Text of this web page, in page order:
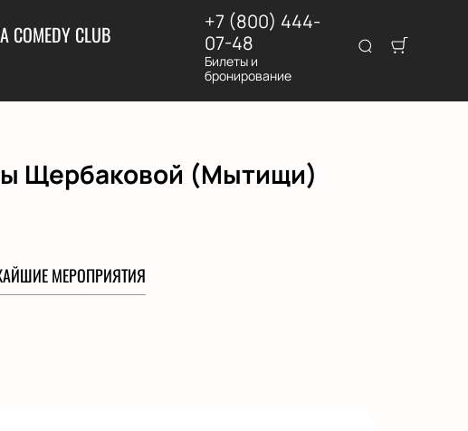
CLUB
+7 (800) 444-
07-48
Билеты и
бронирование
Щербаковой (Мытищи)
МЕРОПРИЯТИЯ